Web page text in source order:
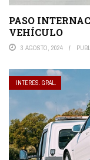
PASO
VEHÍCULO
3 AGOSTO, 2024
INTERES. GRAL.